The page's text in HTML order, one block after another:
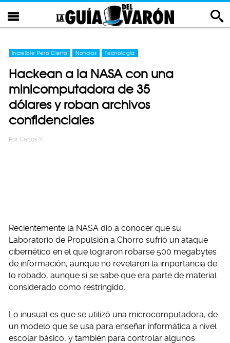
Increíble Pero Cierto Noticias Tecnología
Hackean a la NASA con una
minicomputadora de 35
dólares y roban archivos
confidenciales
Por Carlos Y
Recientemente la NASA dio a conocer que su
Laboratorio de Propulsión a Chorro sufrió un ataque
cibernético en el que lograron robarse 500 megabytes
de información, aunque no revelaron la importancia de
lo robado, aunque sí se sabe que era parte de material
considerado como restringido.
Lo inusual es que se utilizó una microcomputadora, de
un modelo que se usa para enseñar informática a nivel
escolar básico, y también para controlar algunos